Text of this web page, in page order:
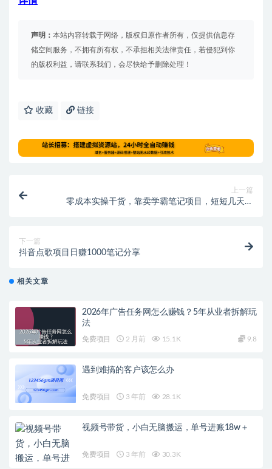
声明： 本站内容转载于网络，版权归原作者所有，仅提供信息存
储空间服务，不拥有所有权，不承担相关法律责任，若侵犯到你
的版权利益，请联系我们，会尽快给予删除处理！
收藏 链接
上一篇
零成本实操干货，靠卖学霸笔记项目，短短几天赚
下一篇
抖音点歌项目日赚1000笔记分享
相关文章
2026年广告任务网怎么赚钱？5年从业者拆解玩
法
免费项目 2 月前 15.1K 9.8
遇到难搞的客户该怎么办
免费项目 3 年前 28.1K
视频号带货，小白无脑搬运，单号进账18w＋
免费项目 3 年前 30.3K